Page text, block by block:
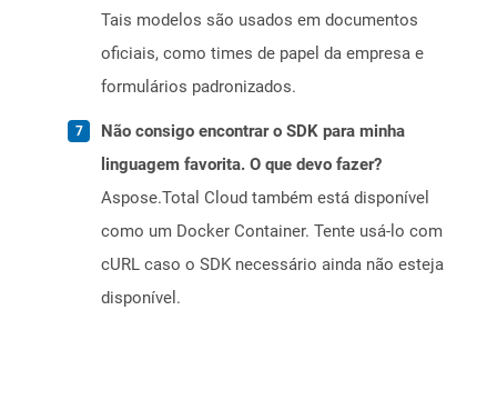
Tais modelos são usados ​​em documentos
oficiais, como times de papel da empresa e
formulários padronizados.
Não consigo encontrar o SDK para minha
linguagem favorita. O que devo fazer?
Aspose.Total Cloud também está disponível
como um Docker Container. Tente usá-lo com
cURL caso o SDK necessário ainda não esteja
disponível.